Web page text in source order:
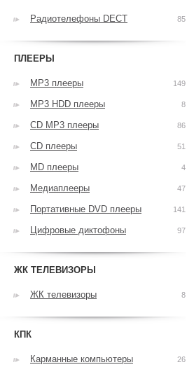
Радиотелефоны DECT 85
ПЛЕЕРЫ
MP3 плееры 149
MP3 HDD плееры 8
CD MP3 плееры 86
CD плееры 51
MD плееры 4
Медиаплееры 47
Портативные DVD плееры 141
Цифровые диктофоны 97
ЖК ТЕЛЕВИЗОРЫ
ЖК телевизоры 8
КПК
Карманные компьютеры 26